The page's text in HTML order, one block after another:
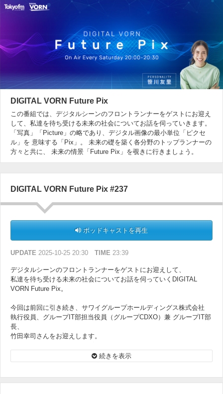
DIGITAL VORN Future Pix
この番組では、デジタルシーンのフロントランナーをゲストにお迎え
して、私達を待ち受ける未来の社会についてお話を伺っていきます。
「写真」「Picture」の略であり、デジタル画像の最小単位「ピクセ
ル」を 意味する「Pix」。 未来の礎を築く各分野のトップランナーの
方々と共に、 未来の情景「Future Pix」を覗きに行きましょう。
DIGITAL VORN Future Pix #237
ポッドキャストを再生
UPDATE 2025-10-25 20:30 TIME 23:39
デジタルシーンのフロントランナーをゲストにお迎えして、
私達を待ち受ける未来の社会についてお話を伺っていくDIGITAL
VORN Future Pix。
今回は前回に引き続き、サワイグループホールディングス株式会社
執行役員、グループIT部担当役員（グループCDXO）兼 グループIT部
長、
竹田幸司さんをお迎えします。
続きを表示